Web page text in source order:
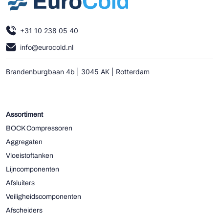
+31 10 238 05 40
info@eurocold.nl
Brandenburgbaan 4b | 3045 AK | Rotterdam
Assortiment
BOCK Compressoren
Aggregaten
Vloeistoftanken
Lijncomponenten
Afsluiters
Veiligheidscomponenten
Afscheiders